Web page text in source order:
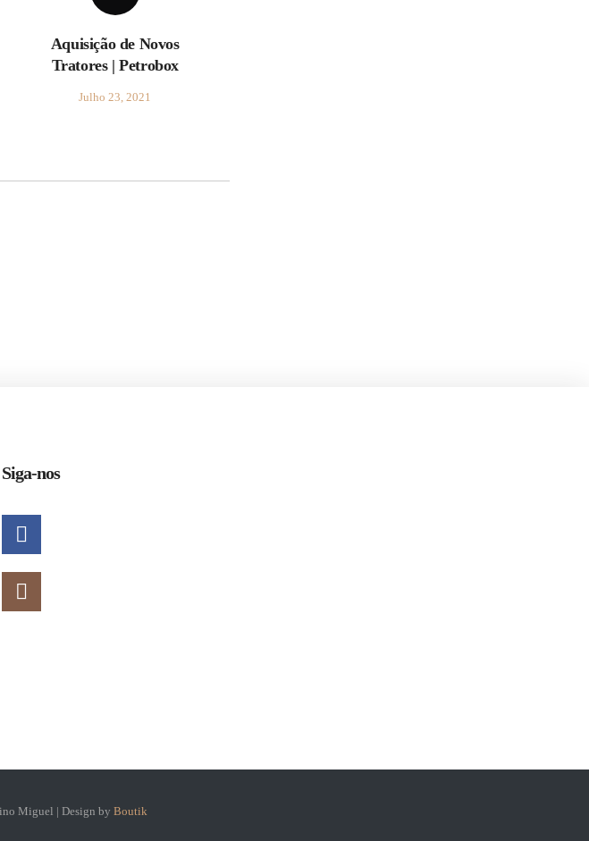
Aquisição de Novos
Tratores | Petrobox
Julho 23, 2021
Siga-nos
Miguel | Design by Boutik